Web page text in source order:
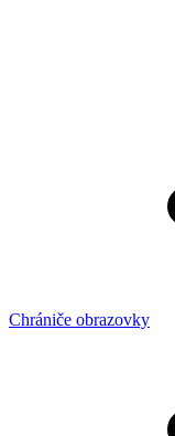
Chrániče obrazovky